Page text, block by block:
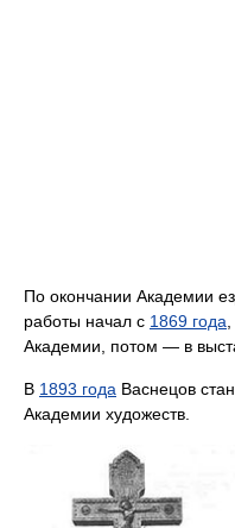
По окончании Академии
работы начал с 1869 года
Академии, потом — в
В 1893 года Васнецов
Академии художеств.